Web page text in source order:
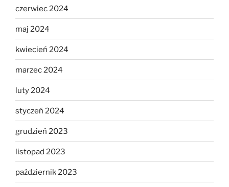
czerwiec 2024
maj 2024
kwiecień 2024
marzec 2024
luty 2024
styczeń 2024
grudzień 2023
listopad 2023
październik 2023